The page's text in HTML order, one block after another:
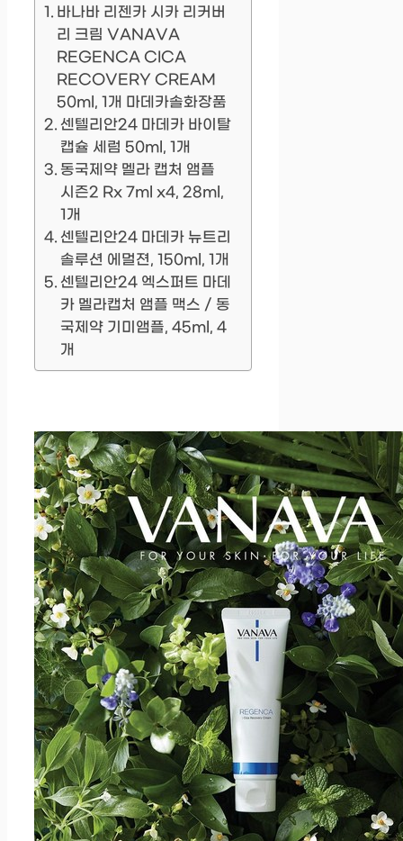
바나바 리젠카 시카 리커버
리 크림 VANAVA
REGENCA CICA
RECOVERY CREAM
50ml, 1개 마데카솔화장품
센텔리안24 마데카 바이탈
캡슐 세럼 50ml, 1개
동국제약 멜라 캡처 앰플
시즌2 Rx 7ml x4, 28ml,
1개
센텔리안24 마데카 뉴트리
솔루션 에멀젼, 150ml, 1개
센텔리안24 엑스퍼트 마데
카 멜라캡처 앰플 맥스 / 동
국제약 기미앰플, 45ml, 4
개